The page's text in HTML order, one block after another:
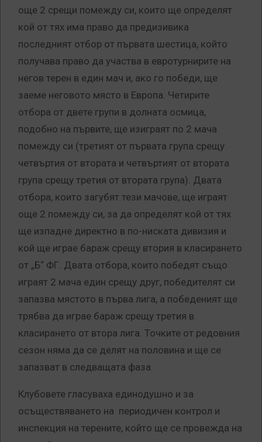
още 2 срещи помежду си, които ще определят
кой от тях има право да предизивика
последният отбор от първата шестица, който
получава право да участва в евротурнирите на
негов терен в един мач и, ако го победи, ще
заеме неговото място в Европа. Четирите
отбора от двете групи в долната осмица,
подобно на първите, ще изиграят по 2 мача
помежду си (третият от първата група срещу
четвъртия от втората и четвъртият от втората
група срещу третия от втората група). Двата
отбора, които загубят тези мачове, ще играят
още 2 помежду си, за да определят кой от тях
ще изпадне директно в по-ниската дивизия и
кой ще играе бараж срещу втория в класирането
от „Б“ ФГ. Двата отбора, които победят също
играят 2 мача един срещу друг, победителят си
запазва мястото в първа лига, а победеният ще
трябва да играе бараж срещу третия в
класирането от втора лига. Точките от редовния
сезон няма да се делят на половина и ще се
запазват в следващата фаза.
Клубовете гласуваха единодушно и за
осъществяването на периодичен контрол и
инспекция на терените, който ще се провежда на